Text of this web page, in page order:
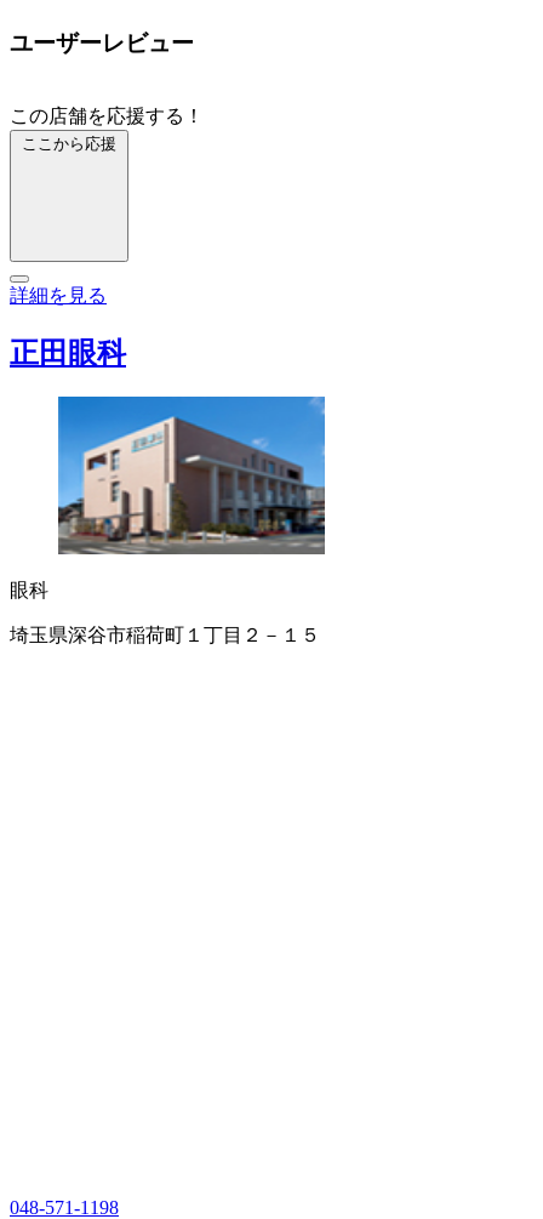
ユーザーレビュー
この店舗を応援する！
ここから応援
詳細を見る
正田眼科
眼科
埼玉県深谷市稲荷町１丁目２－１５
048-571-1198